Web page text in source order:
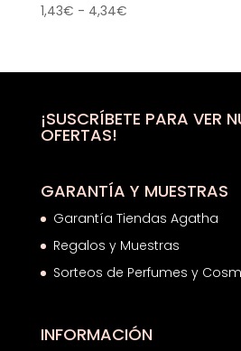
1,43€ - 4,34€Rango
desde
hasta
¡SUSCRÍBETE PARA VER
OFERTAS!
GARANTÍA Y MUESTRAS
Garantía Tiendas Agatha
Regalos y Muestras
Sorteos de Perfumes y
INFORMACIÓN